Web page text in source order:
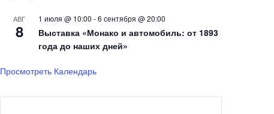
АВГ
8
1 июля @ 10:00 -6 сентября @ 20:00
Выставка «Монако и автомобиль: от 1893
года до наших дней»
Просмотреть Календарь